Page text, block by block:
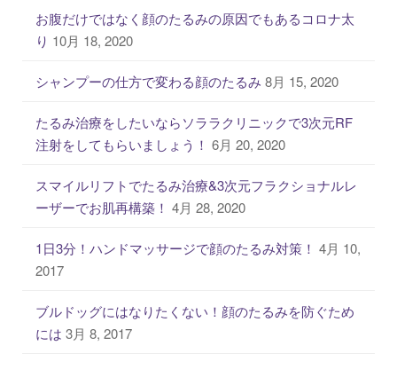
お腹だけではなく顔のたるみの原因でもあるコロナ太
り 10月 18, 2020
シャンプーの仕方で変わる顔のたるみ 8月 15, 2020
たるみ治療をしたいならソララクリニックで3次元RF
注射をしてもらいましょう！ 6月 20, 2020
スマイルリフトでたるみ治療&3次元フラクショナルレ
ーザーでお肌再構築！ 4月 28, 2020
1日3分！ハンドマッサージで顔のたるみ対策！ 4月 10,
2017
ブルドッグにはなりたくない！顔のたるみを防ぐため
には 3月 8, 2017